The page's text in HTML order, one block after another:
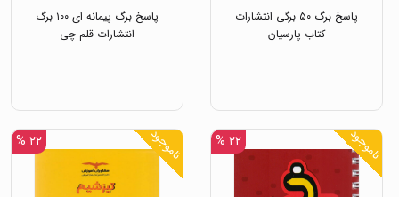
پاسخ برگ ۵۰ برگی انتشارات
کتاب پارسیان
پاسخ برگ پیمانه ای ۱۰۰ برگ
انتشارات قلم چی
ناموجود ۲۲ % ناموجود ۲۲ %